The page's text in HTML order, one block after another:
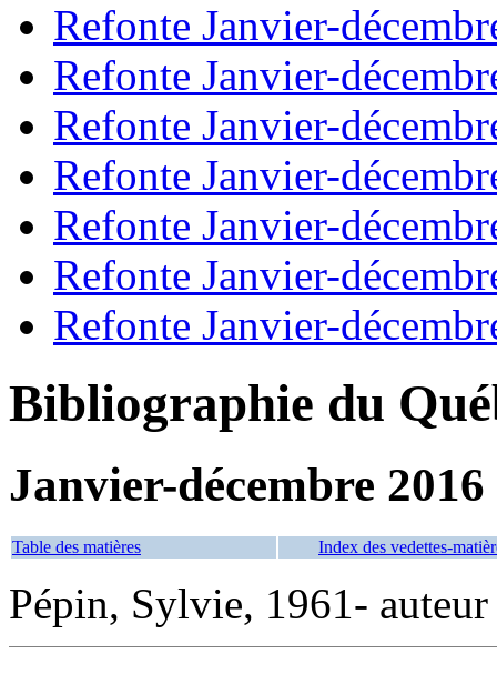
Refonte Janvier-
Refonte Janvier-
Refonte Janvier-
Refonte Janvier-
Refonte Janvier-
Refonte Janvier-
Refonte Janvier-
Bibliographie du
Janvier-décembre 2016
Table des matières Index des vedettes-
Pépin, Sylvie, 1961- auteur